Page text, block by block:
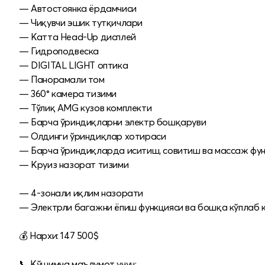
— Автостоянка ёрдамчиси
— Чиқувчи эшик тутқичлари
— Катта Head-Up дисплей
— Гидроподвеска
— DIGITAL LIGHT оптика
— Панорамали том
— 360° камера тизими
— Тўлиқ AMG кузов комплекти
— Барча ўриндиқларни электр бошқаруви
— Олдинги ўриндиқлар хотираси
— Барча ўриндиқларда иситиш, совитиш ва массаж
— Круиз назорат тизими
— 4-зонали иқлим назорати
— Электрли багажни ёпиш функцияси ва бошқа кўплаб
💰 Нархи: 147 500$